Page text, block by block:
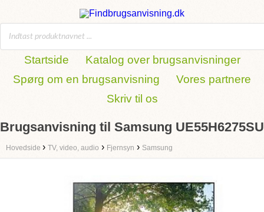
Startside
Katalog over brugsanvisninger
Spørg om en brugsanvisning
Vores partnere
Skriv til os
Brugsanvisning til Samsung UE55H6275SU
Hovedside › TV, video, audio › Fjernsyn › Samsung